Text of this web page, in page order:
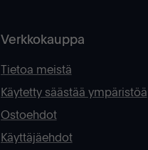
Verkkokauppa
Tietoa meistä
Käytetty säästää ympäristöä
Ostoehdot
Käyttäjäehdot